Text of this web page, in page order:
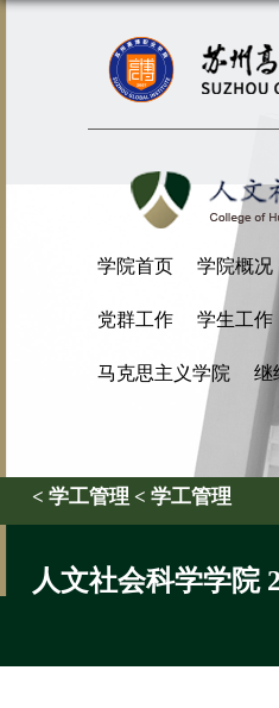
< 学工管理 < 学工管理
人文社会科学学院
学院首页 学院概况
党群工作 学生工作
马克思主义学院 继